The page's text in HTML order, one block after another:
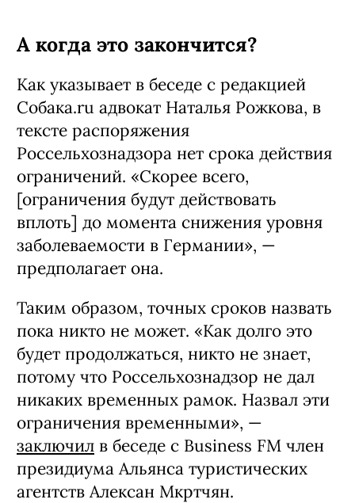
А когда это закончится?
Как указывает в беседе с редакцией
Собака.ru адвокат Наталья Рожкова, в
тексте распоряжения
Россельхознадзора нет срока действия
ограничений. «Скорее всего,
[ограничения будут действовать
вплоть] до момента снижения уровня
заболеваемости в Германии», —
предполагает она.
Таким образом, точных сроков назвать
пока никто не может. «Как долго это
будет продолжаться, никто не знает,
потому что Россельхознадзор не дал
никаких временных рамок. Назвал эти
ограничения временными», —
заключил в беседе с Business FM член
президиума Альянса туристических
агентств Алексан Мкртчян.